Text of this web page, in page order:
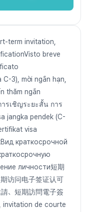
term invitation,
breve
3), mời ngắn hạn,
thăm ngắn
ารเชิญระยะสั้น การ
jangka pendek (C-
visa
краткосрочной
личности短期
访问电子签证认可
、短期訪問電子簽
invitation de courte